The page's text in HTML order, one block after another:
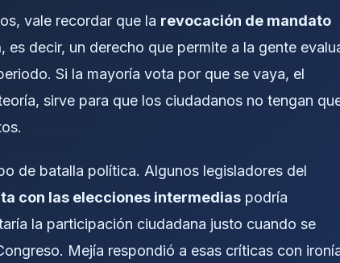
vale recordar que la revocación de mandato
, es decir, un derecho que permite a la gente
Si la mayoría vota por que se vaya, el
sirve para que los ciudadanos no tengan
de batalla política. Algunos legisladores del
con las elecciones intermedias podría
la participación ciudadana justo cuando se
Mejía respondió a esas críticas con